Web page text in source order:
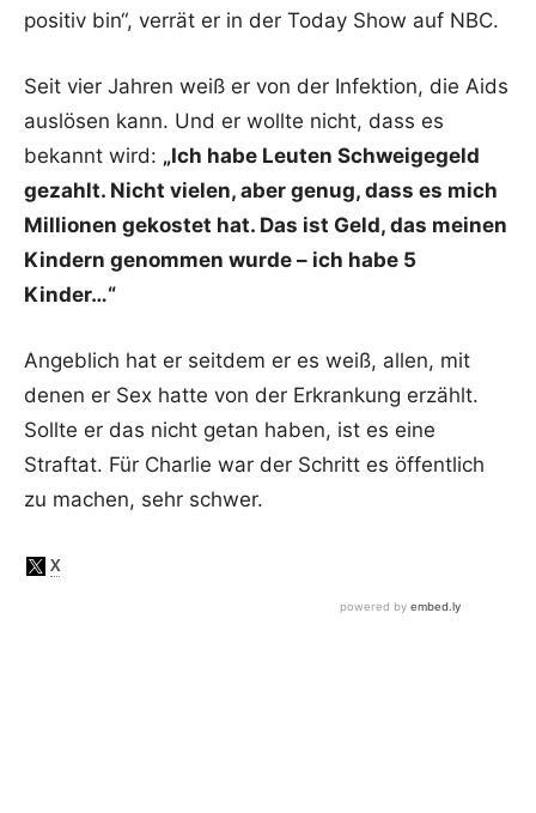
positiv bin“, verrät er in der Today Show auf NBC.
Seit vier Jahren weiß er von der Infektion, die Aids
auslösen kann. Und er wollte nicht, dass es
bekannt wird: „Ich habe Leuten Schweigegeld
gezahlt. Nicht vielen, aber genug, dass es mich
Millionen gekostet hat. Das ist Geld, das meinen
Kindern genommen wurde – ich habe 5
Kinder…“
Angeblich hat er seitdem er es weiß, allen, mit
denen er Sex hatte von der Erkrankung erzählt.
Sollte er das nicht getan haben, ist es eine
Straftat. Für Charlie war der Schritt es öffentlich
zu machen, sehr schwer.